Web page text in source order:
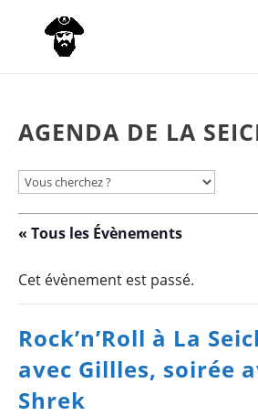
AGENDA DE LA
« Tous les Évènements
Cet évènement est passé.
Rock’n’Roll à La
avec Gillles, soirée
Shrek